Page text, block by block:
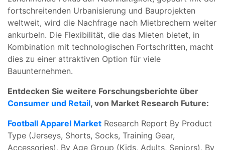
fortschreitenden Urbanisierung und Bauprojekten
weltweit, wird die Nachfrage nach Mietbrechern weiter
ankurbeln. Die Flexibilität, die das Mieten bietet, in
Kombination mit technologischen Fortschritten, macht
dies zu einer attraktiven Option für viele
Bauunternehmen.
Entdecken Sie weitere Forschungsberichte über
Consumer und Retail, von Market Research Future:
Football Apparel Market Research Report By Product
Type (Jerseys, Shorts, Socks, Training Gear,
Accessories), By Age Group (Kids, Adults, Seniors), By